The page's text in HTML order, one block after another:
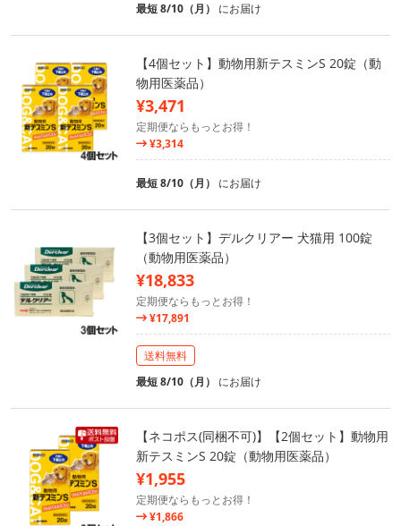
最短 8/10（月） にお届け
【4個セット】動物用新テスミンS 20錠（動
物用医薬品）
¥3,471
定期便ならもっとお得！
¥3,314
最短 8/10（月） にお届け
【3個セット】デルクリアー 犬猫用 100錠
（動物用医薬品）
¥18,833
定期便ならもっとお得！
¥17,891
送料無料
最短 8/10（月） にお届け
【ネコポス(同梱不可)】【2個セット】動物用
新テスミンS 20錠（動物用医薬品）
¥1,955
定期便ならもっとお得！
¥1,866